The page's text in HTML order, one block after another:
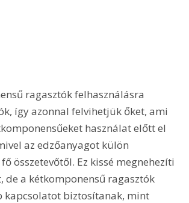
ragasztók felhasználásra
így azonnal felvihetjük őket, ami
használat előtt el
az edzőanyagot külön
összetevőtől. Ez kissé megnehezíti
de a kétkomponensű ragasztók
kapcsolatot biztosítanak, mint